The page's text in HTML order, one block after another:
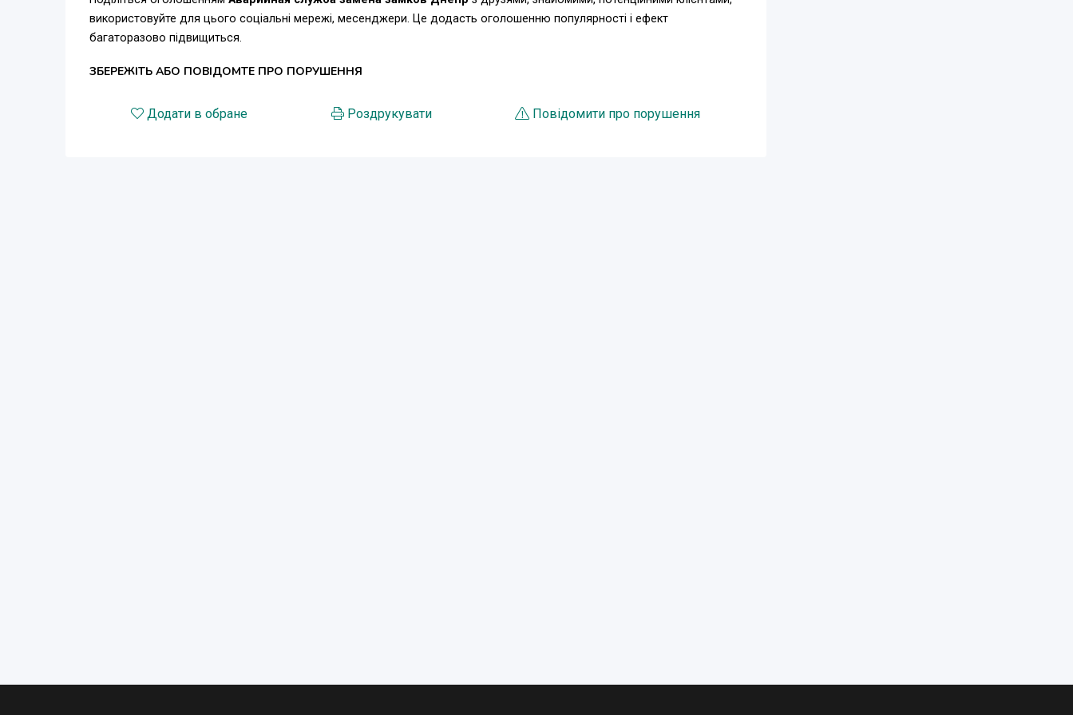
використовуйте для цього соціальні мережі, месенджери. Це додасть оголошенню популярності і ефект
багаторазово підвищиться.
ЗБЕРЕЖІТЬ АБО ПОВІДОМТЕ ПРО ПОРУШЕННЯ
Додати в обране Роздрукувати Повідомити про порушення